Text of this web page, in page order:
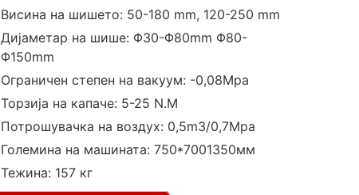
Висина на шишето: 50-180 mm, 120-250 mm
Дијаметар на шише: Φ30-Φ80mm Φ80-
Φ150mm
Ограничен степен на вакуум: -0,08Mpa
Торзија на капаче: 5-25 N.M
Потрошувачка на воздух: 0,5m3/0,7Mpa
Големина на машината: 750*7001350мм
Тежина: 157 кг